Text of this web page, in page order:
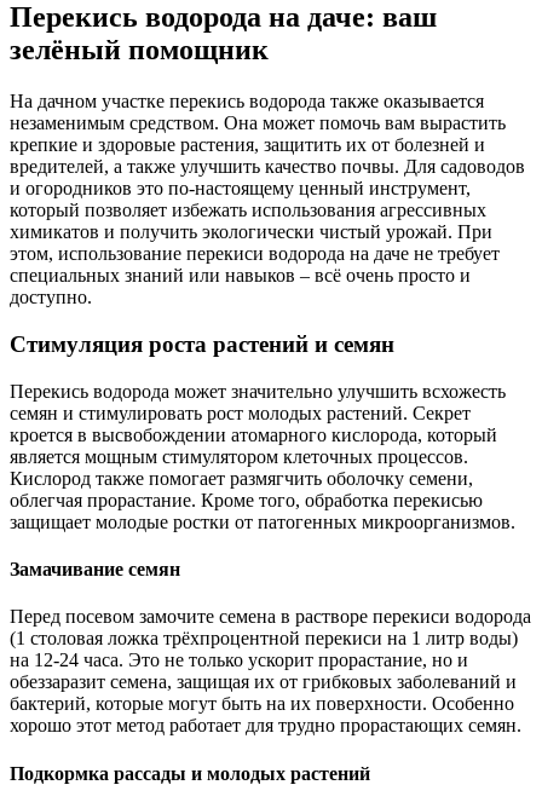
Перекись водорода на даче: ваш
зелёный помощник
На дачном участке перекись водорода также оказывается
незаменимым средством. Она может помочь вам вырастить
крепкие и здоровые растения, защитить их от болезней и
вредителей, а также улучшить качество почвы. Для садоводов
и огородников это по-настоящему ценный инструмент,
который позволяет избежать использования агрессивных
химикатов и получить экологически чистый урожай. При
этом, использование перекиси водорода на даче не требует
специальных знаний или навыков – всё очень просто и
доступно.
Стимуляция роста растений и семян
Перекись водорода может значительно улучшить всхожесть
семян и стимулировать рост молодых растений. Секрет
кроется в высвобождении атомарного кислорода, который
является мощным стимулятором клеточных процессов.
Кислород также помогает размягчить оболочку семени,
облегчая прорастание. Кроме того, обработка перекисью
защищает молодые ростки от патогенных микроорганизмов.
Замачивание семян
Перед посевом замочите семена в растворе перекиси водорода
(1 столовая ложка трёхпроцентной перекиси на 1 литр воды)
на 12-24 часа. Это не только ускорит прорастание, но и
обеззаразит семена, защищая их от грибковых заболеваний и
бактерий, которые могут быть на их поверхности. Особенно
хорошо этот метод работает для трудно прорастающих семян.
Подкормка рассады и молодых растений